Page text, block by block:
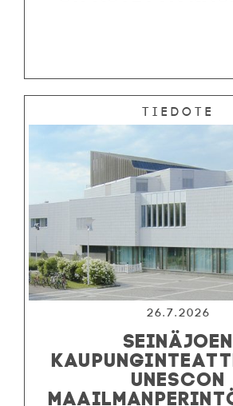
Tiedote
26.7.2026
SEINÄJOEN
UNESCON